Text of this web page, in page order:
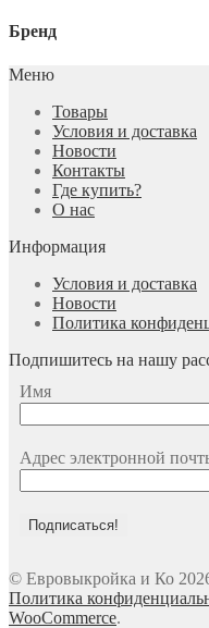
Бренд
Меню
Товары
Условия и доставка
Новости
Контакты
Где купить?
О нас
Информация
Условия и доставка
Новости
Политика
Подпишитесь на нашу
Имя
Адрес электронной
© Евровыкройка и Ко
Политика
WooCommerce.